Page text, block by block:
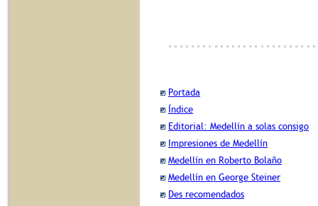
Portada
Índice
Editorial: Medellín a solas consigo
Impresiones de Medellín
Medellín en Roberto Bolaño
Medellín en George Steiner
Des recomendados